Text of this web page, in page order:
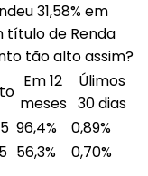
31,58% em
título de Renda
tão alto assim?
Em 12
meses
Úlimos
30 dias
96,4%
0,89%
56,3%
0,70%